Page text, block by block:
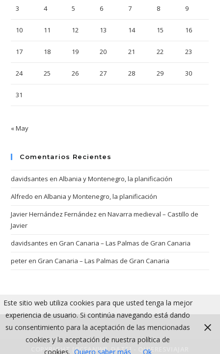
3 4 5 6 7 8 9
10 11 12 13 14 15 16
17 18 19 20 21 22 23
24 25 26 27 28 29 30
31
« May
Comentarios Recientes
davidsantes enAlbania y Montenegro, la planificación
Alfredo enAlbania y Montenegro, la planificación
Javier Hernández Fernández enNavarra medieval – Castillo de
Javier
davidsantes enGran Canaria – Las Palmas de Gran Canaria
peterenGran Canaria – Las Palmas de Gran Canaria
COPYRIGHT [OCEANWP_DATE] - QUIERESVIAJAR
Este sitio web utiliza cookies para que usted tenga la mejor
experiencia de usuario. Si continúa navegando está dando
su consentimiento para la aceptación de las mencionadas
cookies y la aceptación de nuestra política de
cookies. Quiero saber más Ok